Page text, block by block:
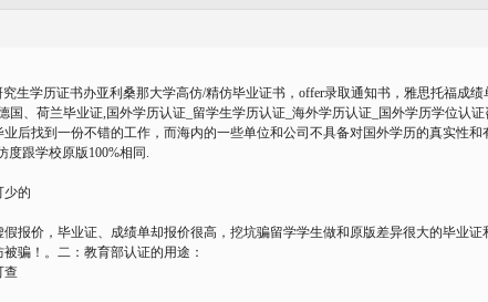
生学历证书办亚利桑那大学高仿/精仿毕业证书，offer录取通知书，雅思托福成
国、荷兰毕业证,国外学历认证_留学生学历认证_海外学历认证_国外学历学位认
后找到一份不错的工作，而海内的一些单位和公司不具备对国外学历的真实性
度跟学校原版100%相同.
少的
报价，毕业证、成绩单却报价很高，挖坑骗留学学生做和原版差异很大的毕业
骗！。二：教育部认证的用途：
查